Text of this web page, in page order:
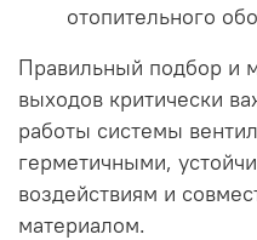
отопительного
Правильный подбор и
выходов критически
работы системы
герметичными,
воздействиям и
материалом.